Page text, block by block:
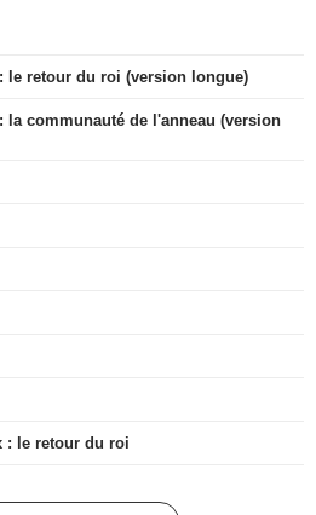
le retour du roi (version longue)
la communauté de l'anneau (version
: le retour du roi